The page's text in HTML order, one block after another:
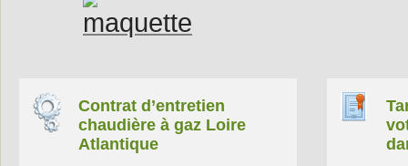
Contrat d’entretien
chaudière à gaz Loire
Atlantique